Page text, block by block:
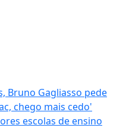
Bruno Gagliasso pede
chego mais cedo'
escolas de ensino